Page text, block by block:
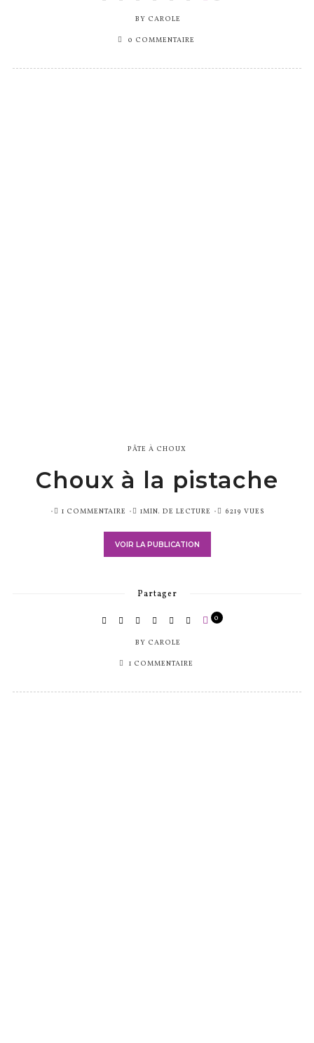
BY CAROLE
0 COMMENTAIRE
PÂTE À CHOUX
Choux à la pistache
PUBLIÉ1 COMMENTAIRE 1MIN. DE LECTURE 6219 VUES
VOIR LA PUBLICATION
Partager
BY CAROLE
0
1 COMMENTAIRE